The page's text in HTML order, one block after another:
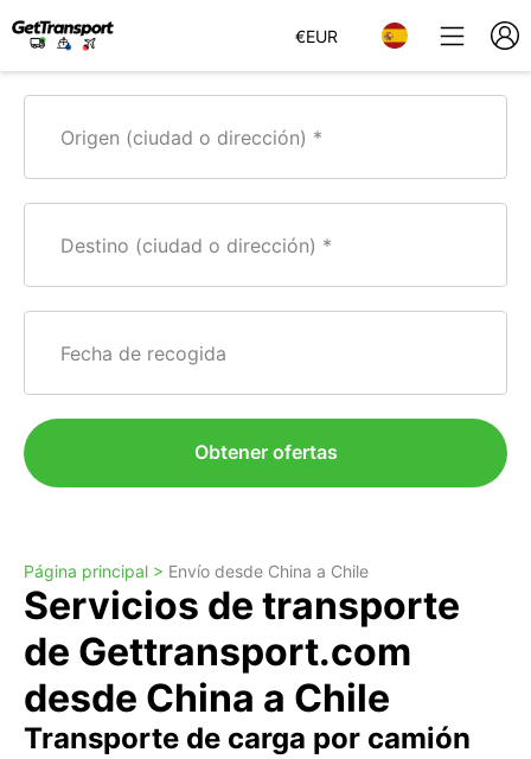
€EUR
Origen (ciudad o dirección)
Destino (ciudad o dirección)
Fecha de recogida
Obtener ofertas
Página principal > Envío desde China a Chile
Servicios de transporte
de Gettransport.com
desde China a Chile
Transporte de carga por camión